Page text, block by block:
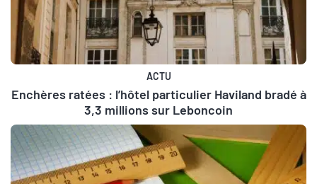
ACTU
Enchères ratées : l’hôtel particulier Haviland bradé à
3,3 millions sur Leboncoin